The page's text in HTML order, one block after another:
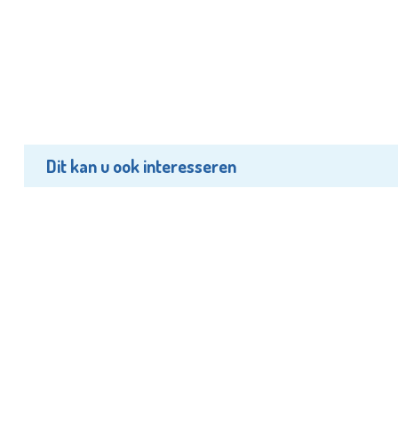
Dit kan u ook interesseren